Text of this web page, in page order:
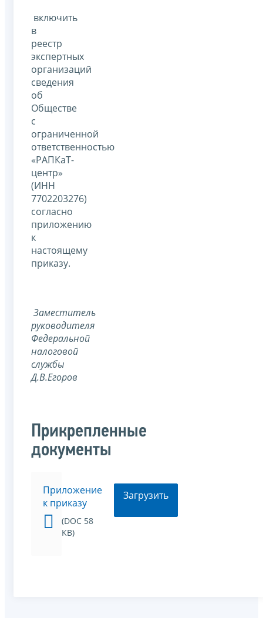
включить
в
реестр
экспертных
организаций
сведения
об
Обществе
с
ограниченной
ответственностью
«РАПКаТ-
центр»
(ИНН
7702203276)
согласно
приложению
к
настоящему
приказу.
Заместитель
руководителя
Федеральной
налоговой
службы
Д.В.Егоров
Прикрепленные
документы
Приложение
к приказу
(DOC 58
KB)
Загрузить